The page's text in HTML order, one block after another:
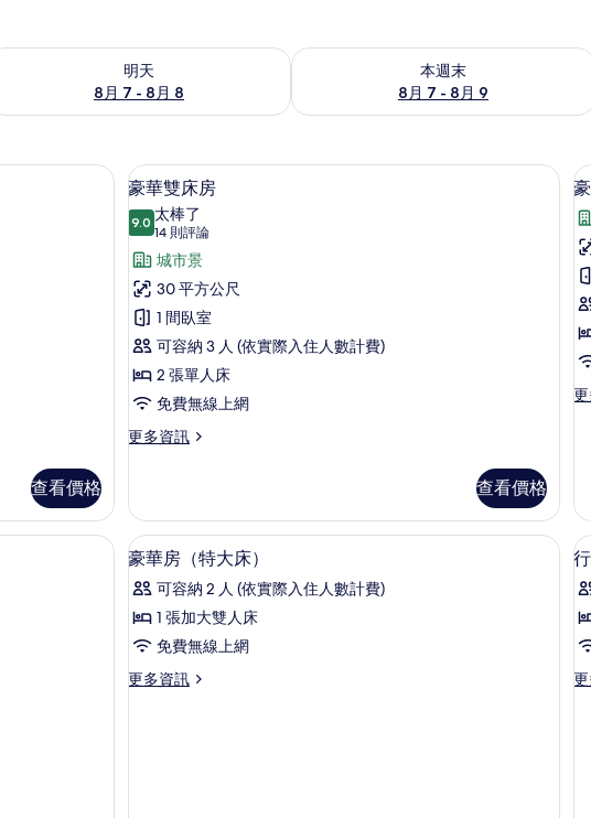
明天
8月 7 - 8月 8
看明天 (8月 7 - 8月 8) 的供應情況
本週末
8月 7 - 8月 9
查看本週末 (8月 7 - 8月 9) 的供應情況
查看價格
顯
示
豪
華
雙
床
房
的
所
有
6
豪華雙床房
9.09.0 分，滿分 10 分
太棒了
14 則評論
(14
則
評
論)
城市景
30 平方公尺
1 間臥室
可容納 3 人 (依實際入住人數計費)
2 張單人床
免費無線上網
更多資訊
更
雙
床
房
詳
情
查看價格
示
人
更
房
的
詳
情
| 起居區 | 智慧型電視顯
示
豪
華
（特
高級寢具、迷你吧、客房內保險箱、書桌
13
豪華房（特大床）
可容納 2 人 (依實際入住人數計費)
1 張加大雙人床
免費無線上網
更多資訊
更
行
更